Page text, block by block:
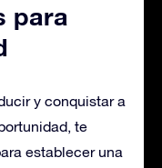
para
y conquistar a
te
establecer una